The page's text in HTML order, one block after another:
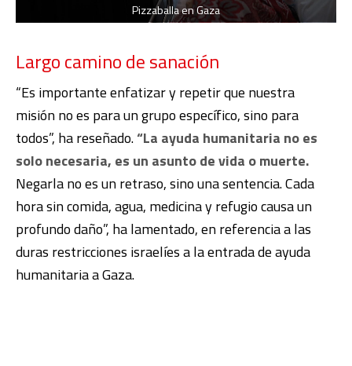
Pizzaballa en Gaza
Largo camino de sanación
“Es importante enfatizar y repetir que nuestra
misión no es para un grupo específico, sino para
todos”, ha reseñado.“La ayuda humanitaria no es
solo necesaria, es un asunto de vida o muerte.
Negarla no es un retraso, sino una sentencia. Cada
hora sin comida, agua, medicina y refugio causa un
profundo daño”, ha lamentado, en referencia a las
duras restricciones israelíes a la entrada de ayuda
humanitaria a Gaza.